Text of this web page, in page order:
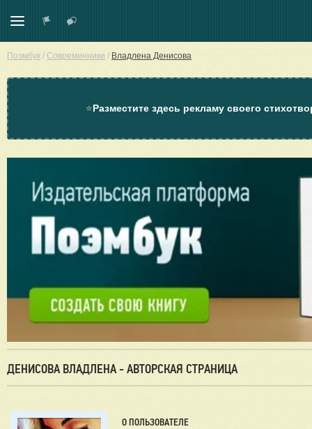
Поэмбук / Современники / Владлена Денисова
⭐Разместите здесь рекламу своего
ДЕНИСОВА ВЛАДЛЕНА - АВТОРСКАЯ СТРАНИЦА
О ПОЛЬЗОВАТЕЛЕ